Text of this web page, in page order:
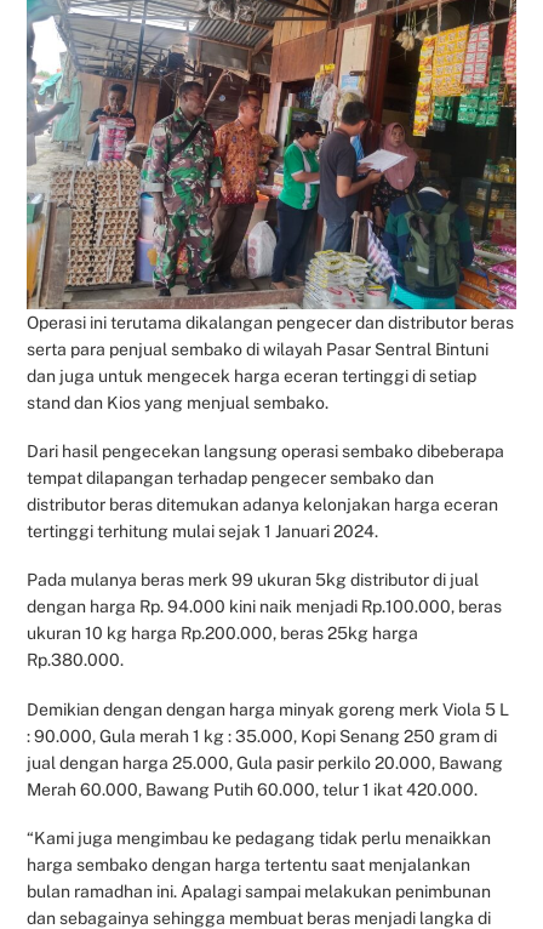
Operasi ini terutama dikalangan pengecer dan distributor beras
serta para penjual sembako di wilayah Pasar Sentral Bintuni
dan juga untuk mengecek harga eceran tertinggi di setiap
stand dan Kios yang menjual sembako.
Dari hasil pengecekan langsung operasi sembako dibeberapa
tempat dilapangan terhadap pengecer sembako dan
distributor beras ditemukan adanya kelonjakan harga eceran
tertinggi terhitung mulai sejak 1 Januari 2024.
Pada mulanya beras merk 99 ukuran 5kg distributor di jual
dengan harga Rp. 94.000 kini naik menjadi Rp.100.000, beras
ukuran 10 kg harga Rp.200.000, beras 25kg harga
Rp.380.000.
Demikian dengan dengan harga minyak goreng merk Viola 5 L
: 90.000, Gula merah 1 kg : 35.000, Kopi Senang 250 gram di
jual dengan harga 25.000, Gula pasir perkilo 20.000, Bawang
Merah 60.000, Bawang Putih 60.000, telur 1 ikat 420.000.
“Kami juga mengimbau ke pedagang tidak perlu menaikkan
harga sembako dengan harga tertentu saat menjalankan
bulan ramadhan ini. Apalagi sampai melakukan penimbunan
dan sebagainya sehingga membuat beras menjadi langka di